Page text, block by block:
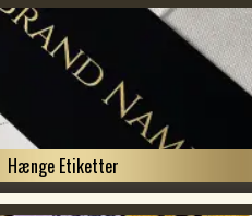
Hænge Etiketter